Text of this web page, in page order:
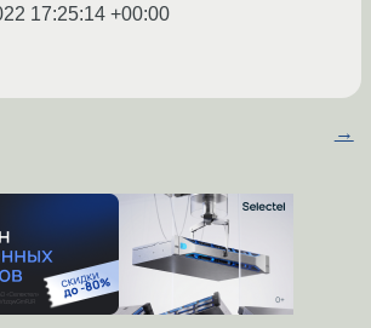
17:25:14 +00:00
→